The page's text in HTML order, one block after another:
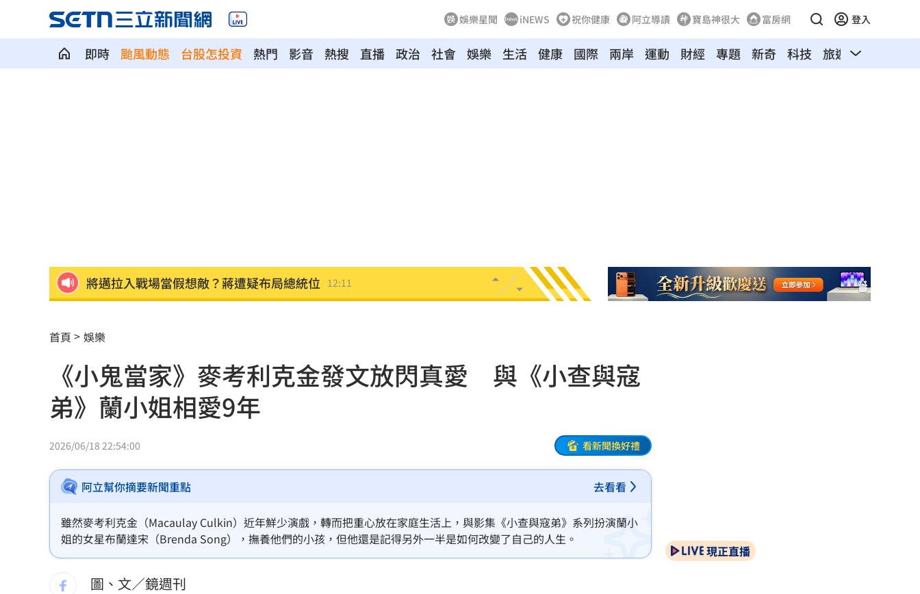
娛樂星聞 iNEWS 祝你健康 阿立導讀 寶島神很大 富房網 登入
即時 颱風動態 台股怎投資 熱門 影音 熱搜 直播 政治 社會 娛樂 生活 健康 國際 兩岸 運動 財經 專題 新奇 科技 旅遊 汽車
田路路窮困 許常德開轟工會理事長曹雨婷 12:08
新／水電工施工不慎！電梯井墜落重傷昏迷 12:01
不靠交友軟體…難找另一半？過來人給解答
龜速白海豚颱風！外圍環流影響足足48小時
模擬戰時護送 賴清德參演萬鈞計劃畫面曝
削弱抵抗意志！中國「癱瘓台北」3手段曝 11:55
李子森突「單膝下跪求婚」 杜忻恬反應曝
首頁 娛樂
《小鬼當家》麥考利克金發文放閃真愛 與《小查與寇
弟》蘭小姐相愛9年
2026/06/18 22:54:00 看新聞換好禮
阿立幫你摘要新聞重點 去看看
雖然麥考利克金（Macaulay Culkin）近年鮮少演戲，轉而把重心放在家庭生活上，與影集《小查與寇弟》系列扮演蘭小
姐的女星布蘭達宋（Brenda Song），撫養他們的小孩，但他還是記得另外一半是如何改變了自己的人生。
圖、文／鏡週刊
現正直播